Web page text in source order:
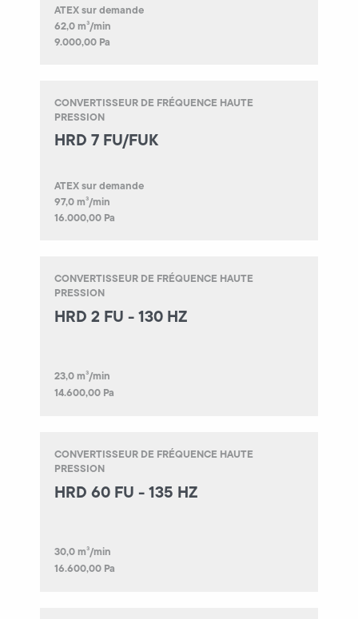
ATEX sur demande
62,0 m³/min
9.000,00 Pa
CONVERTISSEUR DE FRÉQUENCE HAUTE
PRESSION
HRD 7 FU/FUK
ATEX sur demande
97,0 m³/min
16.000,00 Pa
CONVERTISSEUR DE FRÉQUENCE HAUTE
PRESSION
HRD 2 FU - 130 HZ
23,0 m³/min
14.600,00 Pa
CONVERTISSEUR DE FRÉQUENCE HAUTE
PRESSION
HRD 60 FU - 135 HZ
30,0 m³/min
16.600,00 Pa